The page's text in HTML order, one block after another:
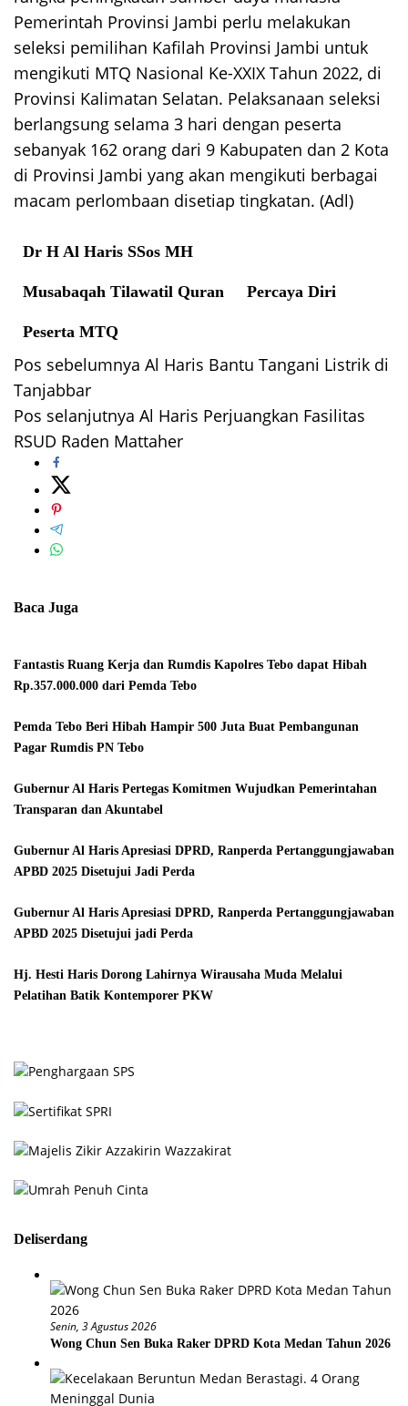
Pemerintah Provinsi Jambi perlu melakukan
seleksi pemilihan Kafilah Provinsi Jambi untuk
mengikuti MTQ Nasional Ke-XXIX Tahun 2022, di
Provinsi Kalimatan Selatan. Pelaksanaan seleksi
berlangsung selama 3 hari dengan peserta
sebanyak 162 orang dari 9 Kabupaten dan 2 Kota
di Provinsi Jambi yang akan mengikuti berbagai
macam perlombaan disetiap tingkatan. (Adl)
Dr H Al Haris SSos MH
Musabaqah Tilawatil Quran Percaya Diri
Peserta MTQ
Navigasi
pos
Pos sebelumnya Al Haris Bantu Tangani Listrik di
Tanjabbar
Pos selanjutnya Al Haris Perjuangkan Fasilitas
RSUD Raden Mattaher
Baca Juga
Fantastis Ruang Kerja dan Rumdis Kapolres Tebo dapat Hibah
Rp.357.000.000 dari Pemda Tebo
Pemda Tebo Beri Hibah Hampir 500 Juta Buat Pembangunan
Pagar Rumdis PN Tebo
Gubernur Al Haris Pertegas Komitmen Wujudkan Pemerintahan
Transparan dan Akuntabel
Gubernur Al Haris Apresiasi DPRD, Ranperda Pertanggungjawaban
APBD 2025 Disetujui Jadi Perda
Gubernur Al Haris Apresiasi DPRD, Ranperda Pertanggungjawaban
APBD 2025 Disetujui jadi Perda
Hj. Hesti Haris Dorong Lahirnya Wirausaha Muda Melalui
Pelatihan Batik Kontemporer PKW
Deliserdang
Senin, 3 Agustus 2026
Wong Chun Sen Buka Raker DPRD Kota Medan Tahun 2026